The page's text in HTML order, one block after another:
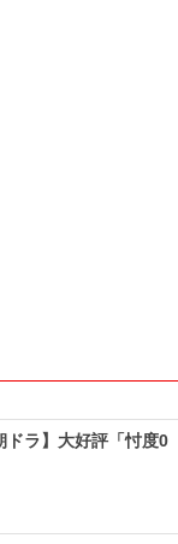
ドラ】大好評「忖度0